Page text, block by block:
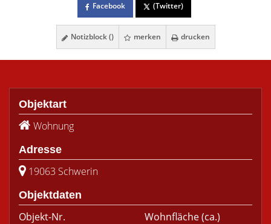
Facebook (Twitter)
Notizblock () merken drucken
Objektart
Wohnung
Adresse
19063 Schwerin
Objektdaten
Objekt-Nr.
Wohnfläche(ca.)